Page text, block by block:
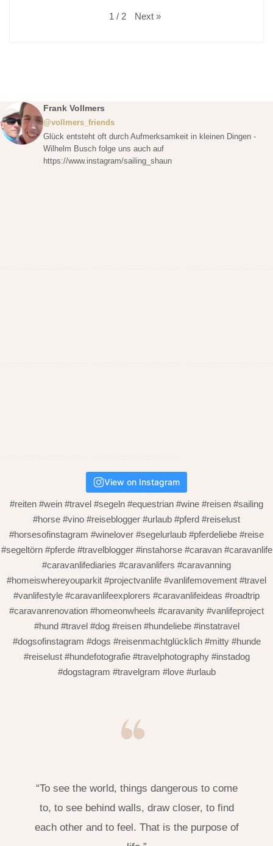
1 / 2 Next »
Frank Vollmers
@vollmers_friends
Glück entsteht oft durch Aufmerksamkeit in kleinen Dingen -
Wilhelm Busch folge uns auch auf
https://www.instagram/sailing_shaun
View on Instagram
#reiten #wein #travel #segeln #equestrian #wine #reisen #sailing
#horse #vino #reiseblogger #urlaub #pferd #reiselust
#horsesofinstagram #winelover #segelurlaub #pferdeliebe #reise
#segeltörn #pferde #travelblogger #instahorse #caravan #caravanlife
#caravanlifediaries #caravanlifers #caravanning
#homeiswhereyouparkit #projectvanlife #vanlifemovement #travel
#vanlifestyle #caravanlifeexplorers #caravanlifeideas #roadtrip
#caravanrenovation #homeonwheels #caravanity #vanlifeproject
#hund #travel #dog #reisen #hundeliebe #instatravel
#dogsofinstagram #dogs #reisenmachtglücklich #mitty #hunde
#reiselust #hundefotografie #travelphotography #instadog
#dogstagram #travelgram #love #urlaub
“To see the world, things dangerous to come
to, to see behind walls, draw closer, to find
each other and to feel. That is the purpose of